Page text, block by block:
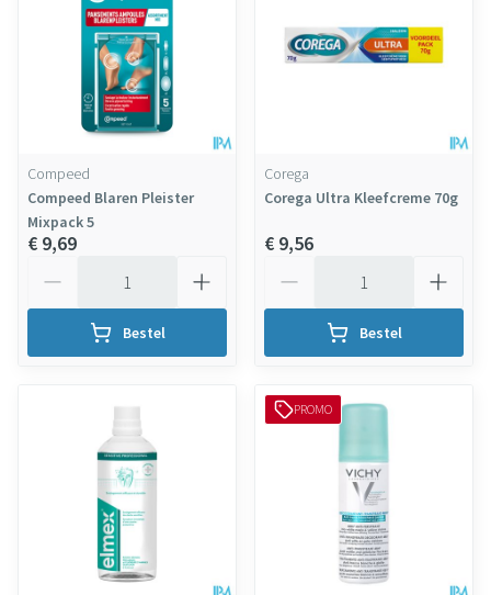
Compeed
Compeed Blaren Pleister
Mixpack 5
€ 9,69
Bestel
Corega
Corega Ultra Kleefcreme 70g
€ 9,56
Bestel
PROMO